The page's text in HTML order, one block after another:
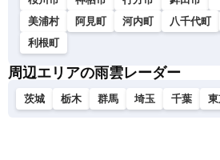
美浦村
阿見町 河内町 八千代町
利根町
周辺エリアの雨雲レーダー
茨城 栃木 群馬 埼玉 千葉